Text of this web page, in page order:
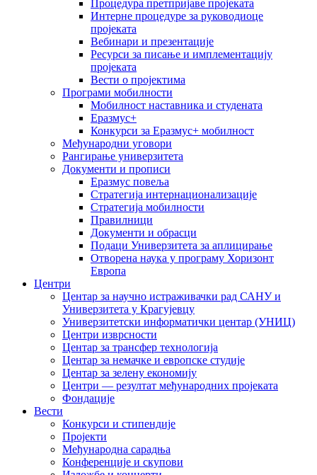
Процедура претпријаве пројеката
Интерне процедуре за руководиоце
пројеката
Вебинари и презентације
Ресурси за писање и имплементацију
пројеката
Вести о пројектима
Програми мобилности
Мобилност наставника и студената
Еразмус+
Конкурси за Еразмус+ мобилност
Међународни уговори
Рангирање универзитета
Документи и прописи
Еразмус повеља
Стратегија интернационализације
Стратегија мобилности
Правилници
Документи и обрасци
Подаци Универзитета за аплицирање
Отворена наука у програму Хоризонт
Европа
Центри
Центар за научно истраживачки рад САНУ и
Универзитета у Крагујевцу
Универзитетски информатички центар (УНИЦ)
Центри изврсности
Центар за трансфер технологија
Центар за немачке и европске студије
Центар за зелену економију
Центри — резултат међународних пројеката
Фондације
Вести
Конкурси и стипендије
Пројекти
Међународна сарадња
Конференције и скупови